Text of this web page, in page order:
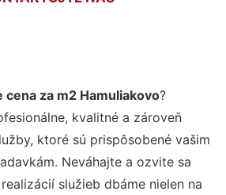
cena za m2 Hamuliakovo?
kvalitné a zároveň
ktoré sú prispôsobené vašim
Neváhajte a ozvite sa
služieb dbáme nielen na